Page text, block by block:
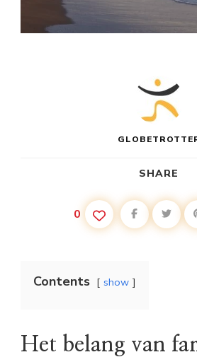
SHARE
0
Contents show
Het belang van